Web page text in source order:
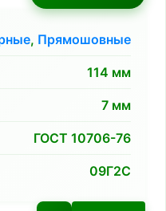
, Прямошовные
114 мм
7мм
ГОСТ 10706-76
09Г2С